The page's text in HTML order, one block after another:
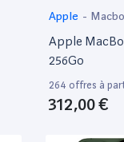
Apple -
Apple
256Go
264 offres à
312,00 €